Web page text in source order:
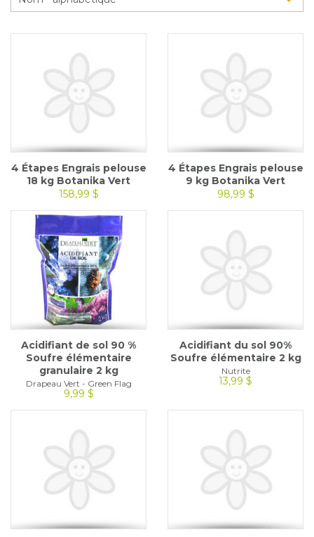
Calendrier horticole
Service à la clientèle
4 Étapes Engrais pelouse
18 kg Botanika Vert
158,99 $
4 Étapes Engrais pelouse
9 kg Botanika Vert
98,99 $
Acidifiant de sol 90 %
Soufre élémentaire
granulaire 2 kg
Drapeau Vert - Green Flag
9,99 $
Acidifiant du sol 90%
Soufre élémentaire 2 kg
Nutrite
13,99 $